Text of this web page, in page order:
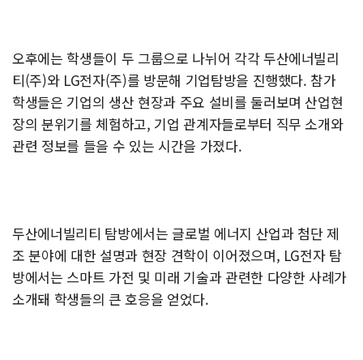
오후에는 학생들이 두 그룹으로 나뉘어 각각 두산에너빌리
티(주)와 LG전자(주)를 방문해 기업탐방을 진행했다. 참가
학생들은 기업의 생산 현장과 주요 설비를 둘러보며 산업현
장의 분위기를 체험하고, 기업 관계자들로부터 직무 소개와
관련 정보를 들을 수 있는 시간을 가졌다.
두산에너빌리티 탐방에서는 글로벌 에너지 산업과 첨단 제
조 분야에 대한 설명과 현장 견학이 이어졌으며, LG전자 탐
방에서는 스마트 가전 및 미래 기술과 관련한 다양한 사례가
소개돼 학생들의 큰 호응을 얻었다.